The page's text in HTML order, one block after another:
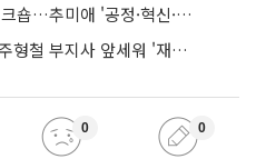
경기신보, 남양주본점 첫 워크숍…추미애 '공정·혁신·포용' 전면 반영
추미애, 하루만에 후속타…주형철 부지사 앞세워 '재정TF' 즉시 가동
0 0